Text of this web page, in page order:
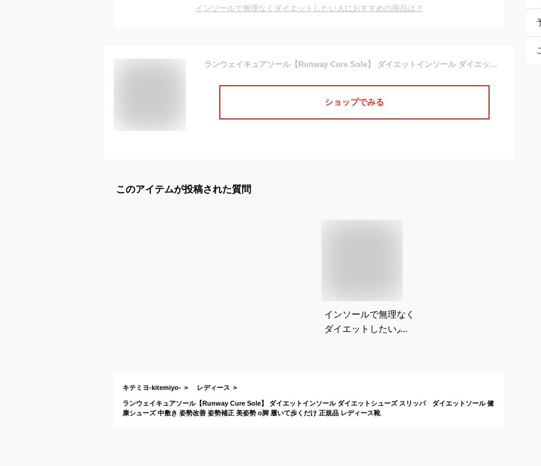
インソールで無理なくダイエットしたい人におすすめの商品は？
ランウェイキュアソール【Runway Cure Sole】 ダイエットインソール ダイエットシューズ スリッパ ダイエットソール 健康シューズ 中敷き 姿勢改善 姿勢補正 美姿勢 o脚 履いて歩くだけ 正規品 レディース靴
ショップでみる
このアイテムが投稿された質問
インソールで無理なく
ダイエットしたい人に
キテミヨ-kitemiyo- レディース
ランウェイキュアソール【Runway Cure Sole】 ダイエットインソール ダイエットシューズ スリッパ ダイエットソール 健
康シューズ 中敷き 姿勢改善 姿勢補正 美姿勢 o脚 履いて歩くだけ 正規品 レディース靴